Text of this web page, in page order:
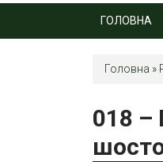
ГОЛОВНА
Головна »
018 –